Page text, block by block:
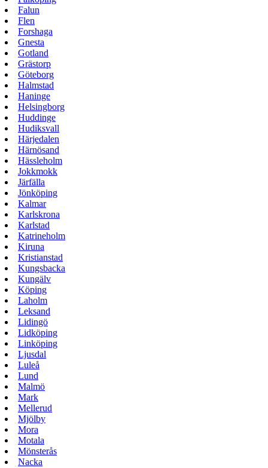
Falun
Flen
Forshaga
Gnesta
Gotland
Grästorp
Göteborg
Halmstad
Haninge
Helsingborg
Huddinge
Hudiksvall
Härjedalen
Härnösand
Hässleholm
Jokkmokk
Järfälla
Jönköping
Kalmar
Karlskrona
Karlstad
Katrineholm
Kiruna
Kristianstad
Kungsbacka
Kungälv
Köping
Laholm
Leksand
Lidingö
Lidköping
Linköping
Ljusdal
Luleå
Lund
Malmö
Mark
Mellerud
Mjölby
Mora
Motala
Mönsterås
Nacka